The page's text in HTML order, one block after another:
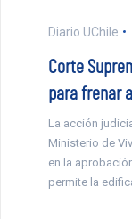
Diario UChile
Corte
para frenar
La acción
Ministerio de
en la
permite la